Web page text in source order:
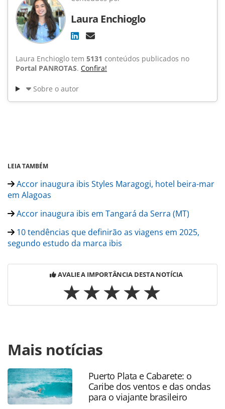
Laura Enchioglo
Laura Enchioglo tem 5131 conteúdos publicados no
Portal PANROTAS. Confira!
Sobre o autor
LEIA TAMBÉM
Accor inaugura ibis Styles Maragogi, hotel beira-mar
em Alagoas
Accor inaugura ibis em Tangará da Serra (MT)
10 tendências que definirão as viagens em 2025,
segundo estudo da marca ibis
AVALIE A IMPORTÂNCIA DESTA NOTÍCIA
https://www.panrotas.com.br/hotelaria/mercado/2025/
amplia-presenca-em-itajai-sc-com-dois-novos-
ibis_213677.html ou as ferramentas oferecidas na página.
Todo o conteúdo produzido pela PANROTAS Editora é
protegido pela legislação brasileira sobre direito autoral.
Não reproduza o conteúdo sem autorização da PANROTAS
Mais notícias
Puerto Plata e Cabarete: o
Caribe dos ventos e das ondas
para o viajante brasileiro